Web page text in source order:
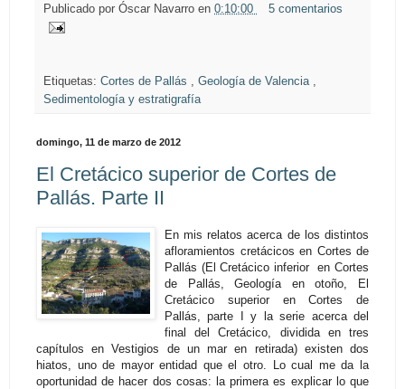
Publicado por Óscar Navarro en 0:10:00 5 comentarios
Etiquetas: Cortes de Pallás , Geología de Valencia ,
Sedimentología y estratigrafía
domingo, 11 de marzo de 2012
El Cretácico superior de Cortes de
Pallás. Parte II
En mis relatos acerca de los distintos
afloramientos cretácicos en Cortes de
Pallás (El Cretácico inferior en Cortes
de Pallás, Geología en otoño, El
Cretácico superior en Cortes de
Pallás, parte I y la serie acerca del
final del Cretácico, dividida en tres
capítulos en Vestigios de un mar en retirada) existen dos
hiatos, uno de mayor entidad que el otro. Lo cual me da la
oportunidad de hacer dos cosas: la primera es explicar lo que